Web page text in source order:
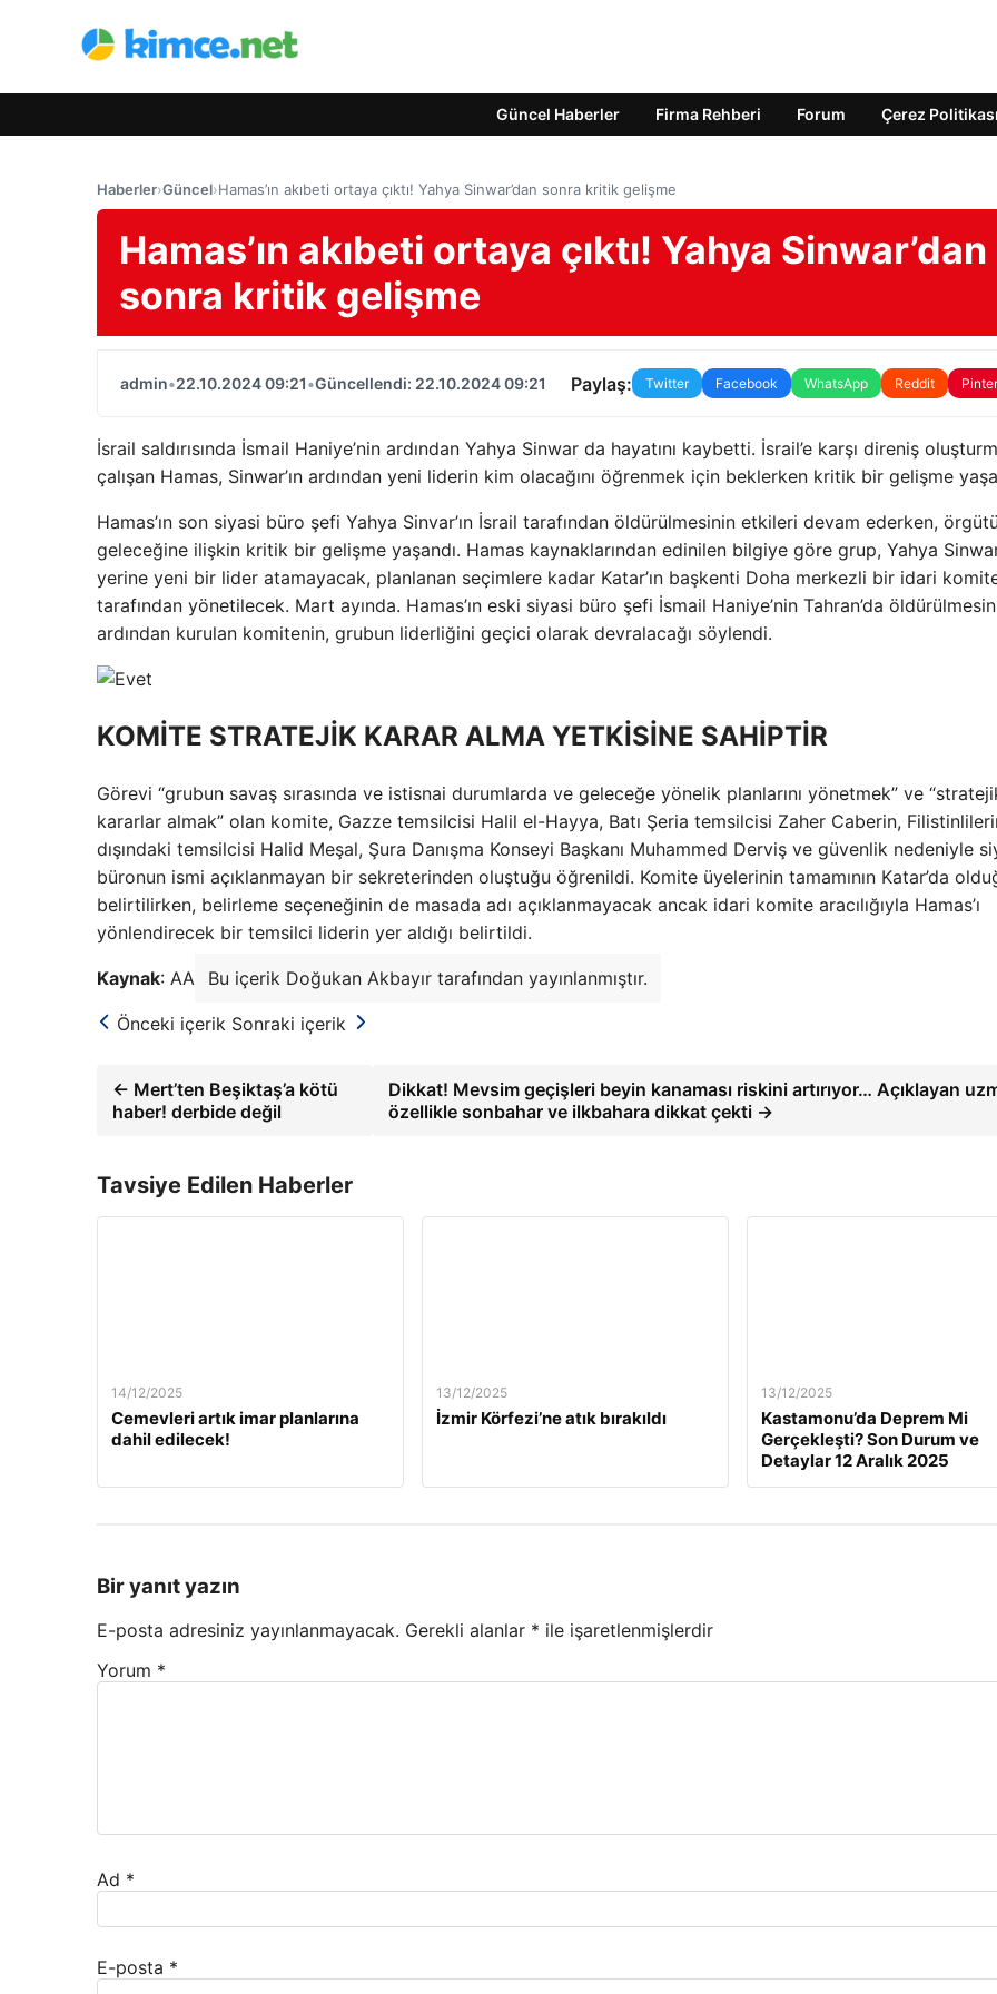
Güncel Haberler Firma Rehberi Forum Çerez Politikası
Haberler›Güncel›Hamas’ın akıbeti ortaya çıktı! Yahya Sinwar’dan sonra kritik gelişme
Hamas’ın akıbeti ortaya çıktı! Yahya Sinwar’dan
sonra kritik gelişme
admin•22.10.2024 09:21•Güncellendi: 22.10.2024 09:21 Paylaş: Twitter Facebook WhatsApp Reddit
İsrail saldırısında İsmail Haniye’nin ardından Yahya Sinwar da hayatını kaybetti. İsrail’e karşı direniş
çalışan Hamas, Sinwar’ın ardından yeni liderin kim olacağını öğrenmek için beklerken kritik bir gelişme
Hamas’ın son siyasi büro şefi Yahya Sinvar’ın İsrail tarafından öldürülmesinin etkileri devam ederken,
geleceğine ilişkin kritik bir gelişme yaşandı. Hamas kaynaklarından edinilen bilgiye göre grup, Yahya
yerine yeni bir lider atamayacak, planlanan seçimlere kadar Katar’ın başkenti Doha merkezli bir idari
tarafından yönetilecek. Mart ayında. Hamas’ın eski siyasi büro şefi İsmail Haniye’nin Tahran’da
ardından kurulan komitenin, grubun liderliğini geçici olarak devralacağı söylendi.
KOMİTE STRATEJİK KARAR ALMA YETKİSİNE SAHİPTİR
Görevi “grubun savaş sırasında ve istisnai durumlarda ve geleceğe yönelik planlarını yönetmek” ve
kararlar almak” olan komite, Gazze temsilcisi Halil el-Hayya, Batı Şeria temsilcisi Zaher Caberin,
dışındaki temsilcisi Halid Meşal, Şura Danışma Konseyi Başkanı Muhammed Derviş ve güvenlik nedeniyle
büronun ismi açıklanmayan bir sekreterinden oluştuğu öğrenildi. Komite üyelerinin tamamının Katar’da
belirtilirken, belirleme seçeneğinin de masada adı açıklanmayacak ancak idari komite aracılığıyla Hamas’ı
yönlendirecek bir temsilci liderin yer aldığı belirtildi.
Kaynak: AA Bu içerik Doğukan Akbayır tarafından yayınlanmıştır.
Önceki içerik Sonraki içerik
← Mert’ten Beşiktaş’a kötü
haber! derbide değil
Dikkat! Mevsim geçişleri beyin kanaması riskini artırıyor… Açıklayan
özellikle sonbahar ve ilkbahara dikkat çekti →
Tavsiye Edilen Haberler
14/12/2025
Cemevleri artık imar planlarına
dahil edilecek!
13/12/2025
İzmir Körfezi’ne atık bırakıldı
13/12/2025
Kastamonu’da Deprem Mi
Gerçekleşti? Son Durum ve
Detaylar 12 Aralık 2025
Bir yanıt yazın
E-posta adresiniz yayınlanmayacak. Gerekli alanlar * ile işaretlenmişlerdir
Yorum *
Ad *
E-posta *